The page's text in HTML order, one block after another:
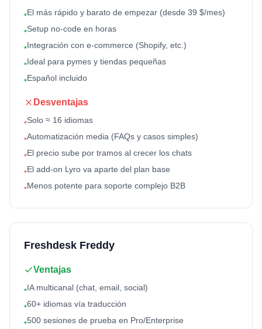
•El más rápido y barato de empezar (desde 39 $/mes)
•Setup no-code en horas
•Integración con e-commerce (Shopify, etc.)
•Ideal para pymes y tiendas pequeñas
•Español incluido
Desventajas
•Solo ≈ 16 idiomas
•Automatización media (FAQs y casos simples)
•El precio sube por tramos al crecer los chats
•El add-on Lyro va aparte del plan base
•Menos potente para soporte complejo B2B
Freshdesk Freddy
Ventajas
•IA multicanal (chat, email, social)
•60+ idiomas vía traducción
•500 sesiones de prueba en Pro/Enterprise